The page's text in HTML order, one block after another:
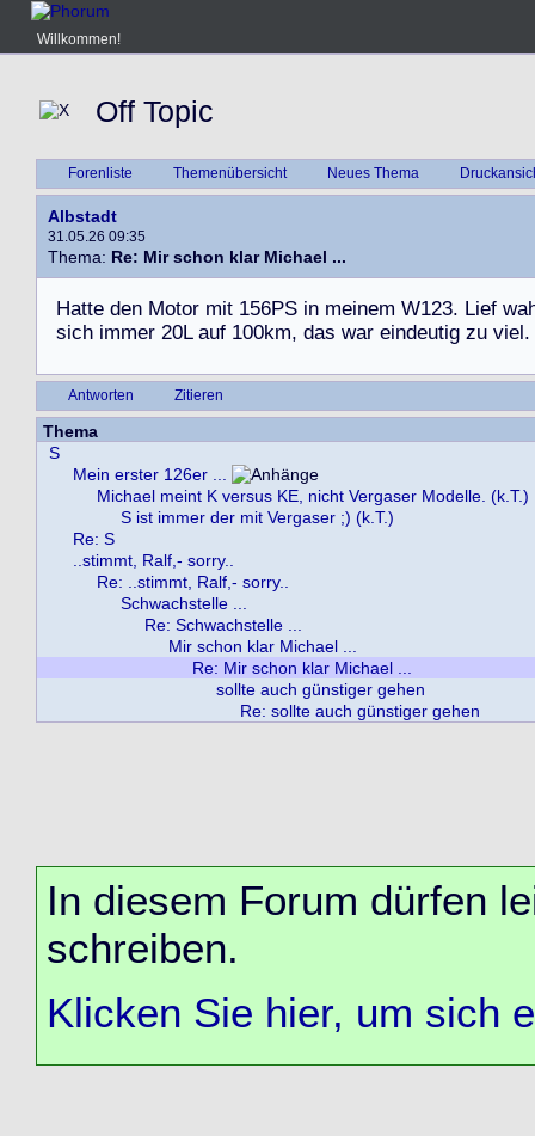
Willkommen!
Off Topic
Forenliste Themenübersicht Neues Thema
Albstadt
31.05.26 09:35
Thema: Re: Mir schon klar Michael ...
Hatte den Motor mit 156PS in meinem W123. Lief wa
sich immer 20L auf 100km, das war eindeutig zu viel.
Antworten Zitieren
Thema
S
Mein erster 126er ...
Michael meint K versus KE, nicht Vergaser Modelle. (k.T.)
S ist immer der mit Vergaser ;) (k.T.)
Re: S
..stimmt, Ralf,- sorry..
Re: ..stimmt, Ralf,- sorry..
Schwachstelle ...
Re: Schwachstelle ...
Mir schon klar Michael ...
Re: Mir schon klar Michael ...
sollte auch günstiger gehen
Re: sollte auch günstiger gehen
In diesem Forum dürfen
schreiben.
Klicken Sie hier, um sich